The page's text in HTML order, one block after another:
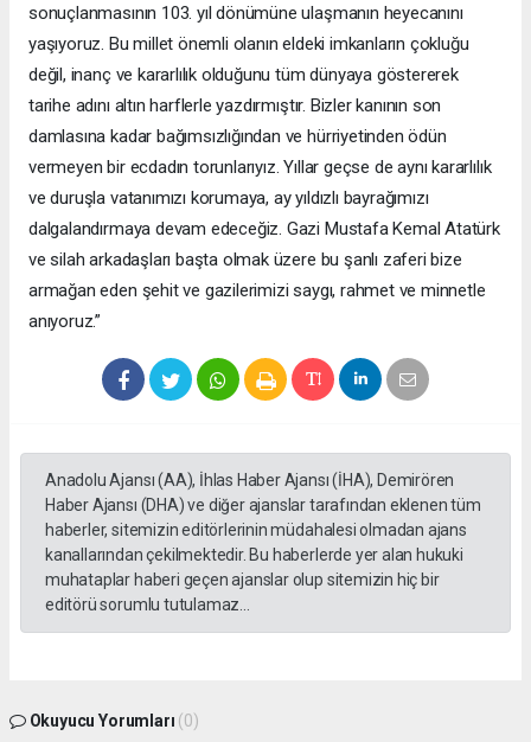
sonuçlanmasının 103. yıl dönümüne ulaşmanın heyecanını
yaşıyoruz. Bu millet önemli olanın eldeki imkanların çokluğu
değil, inanç ve kararlılık olduğunu tüm dünyaya göstererek
tarihe adını altın harflerle yazdırmıştır. Bizler kanının son
damlasına kadar bağımsızlığından ve hürriyetinden ödün
vermeyen bir ecdadın torunlarıyız. Yıllar geçse de aynı kararlılık
ve duruşla vatanımızı korumaya, ay yıldızlı bayrağımızı
dalgalandırmaya devam edeceğiz. Gazi Mustafa Kemal Atatürk
ve silah arkadaşları başta olmak üzere bu şanlı zaferi bize
armağan eden şehit ve gazilerimizi saygı, rahmet ve minnetle
anıyoruz.”
Anadolu Ajansı (AA), İhlas Haber Ajansı (İHA), Demirören
Haber Ajansı (DHA) ve diğer ajanslar tarafından eklenen tüm
haberler, sitemizin editörlerinin müdahalesi olmadan ajans
kanallarından çekilmektedir. Bu haberlerde yer alan hukuki
muhataplar haberi geçen ajanslar olup sitemizin hiç bir
editörü sorumlu tutulamaz...
Okuyucu Yorumları (0)